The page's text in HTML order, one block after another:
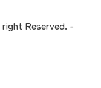
Reserved. -